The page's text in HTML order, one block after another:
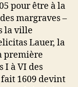
pour être à la
margraves –
la ville
Lauer, la
première
I à VI des
fait 1609 devint